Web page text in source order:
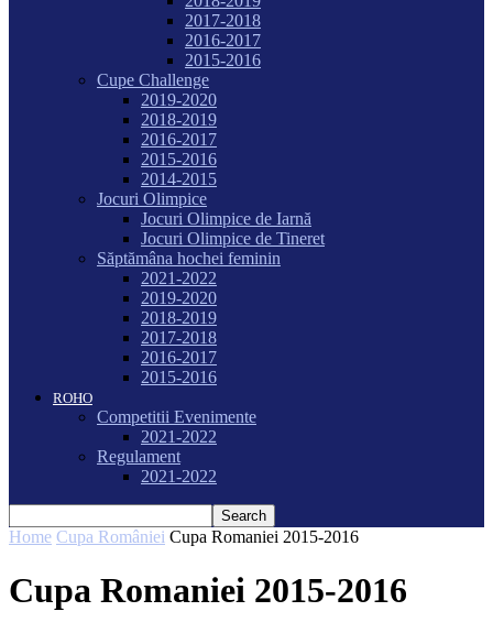
2017-2018
2016-2017
2015-2016
Cupe Challenge
2019-2020
2018-2019
2016-2017
2015-2016
2014-2015
Jocuri Olimpice
Jocuri Olimpice de Iarnă
Jocuri Olimpice de Tineret
Săptămâna hochei feminin
2021-2022
2019-2020
2018-2019
2017-2018
2016-2017
2015-2016
ROHO
Competitii Evenimente
2021-2022
Regulament
2021-2022
Home Cupa României Cupa Romaniei 2015-2016
Cupa Romaniei 2015-2016